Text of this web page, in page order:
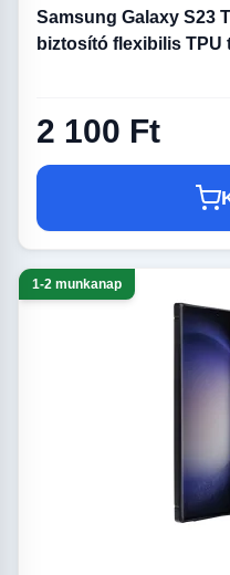
Samsung Galaxy S23
biztosító flexibilis TPU
2 100 Ft
1-2 munkanap